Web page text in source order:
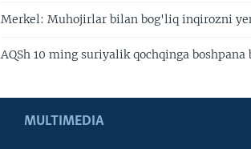
Merkel: Muhojirlar bilan bog'liq inqirozni
AQSh 10 ming suriyalik qochqinga boshpana
MULTIMEDIA